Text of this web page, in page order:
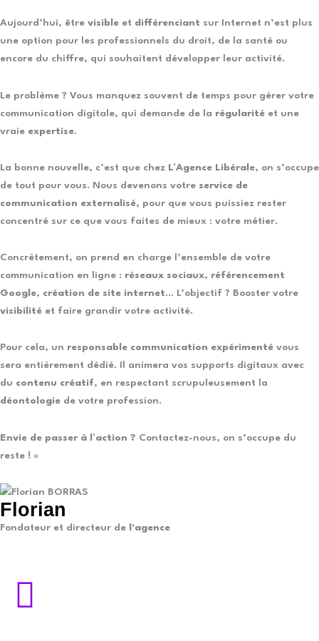
Aujourd’hui, être visible et différenciant sur Internet n’est plus
une option pour les professionnels du droit, de la santé ou
encore du chiffre, qui souhaitent développer leur activité.
Le problème ? Vous manquez souvent de temps pour gérer votre
communication digitale, qui demande de la régularité et une
vraie expertise.
La bonne nouvelle, c’est que chez L’Agence Libérale, on s’occupe
de tout pour vous. Nous devenons votre service de
communication externalisé, pour que vous puissiez rester
concentré sur ce que vous faites de mieux : votre métier.
Concrètement, on prend en charge l’ensemble de votre
communication en ligne : réseaux sociaux, référencement
Google, création de site internet… L’objectif ? Booster votre
visibilité et faire grandir votre activité.
Pour cela, un responsable communication expérimenté vous
sera entièrement dédié. Il animera vos supports digitaux avec
du contenu créatif, en respectant scrupuleusement la
déontologie de votre profession.
Envie de passer à l’action ? Contactez-nous, on s’occupe du
reste ! »
Florian
Fondateur et directeur de l'agence
L